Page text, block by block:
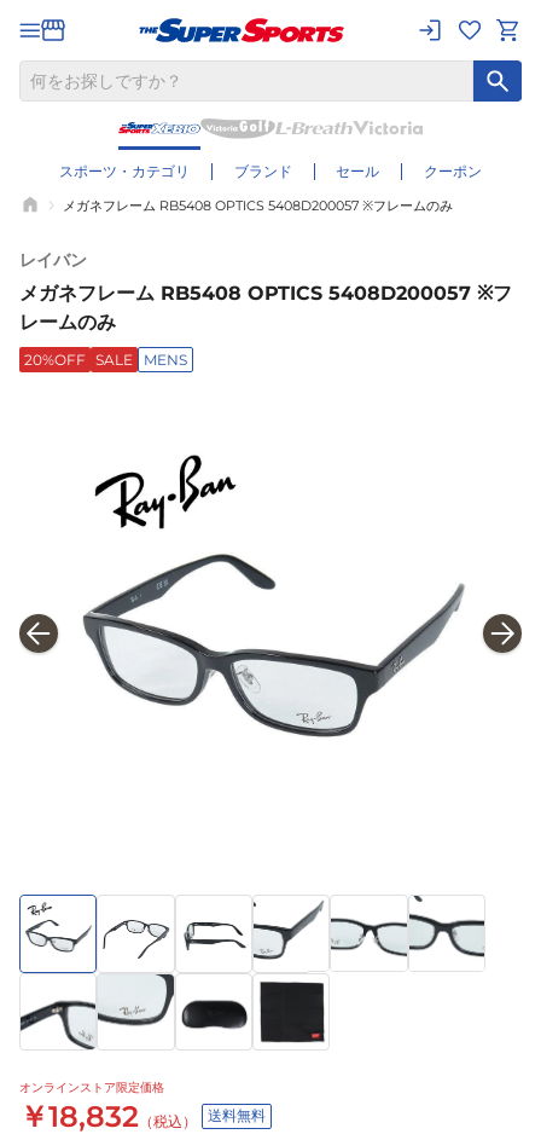
スポーツ・カテゴリ ブランド セール クーポン
メガネフレーム RB5408 OPTICS 5408D200057 ※フレームのみ
レイバン
メガネフレーム RB5408 OPTICS 5408D200057 ※フ
レームのみ
20%OFF SALE MENS
オンラインストア限定価格
￥18,832 （税込） 送料無料